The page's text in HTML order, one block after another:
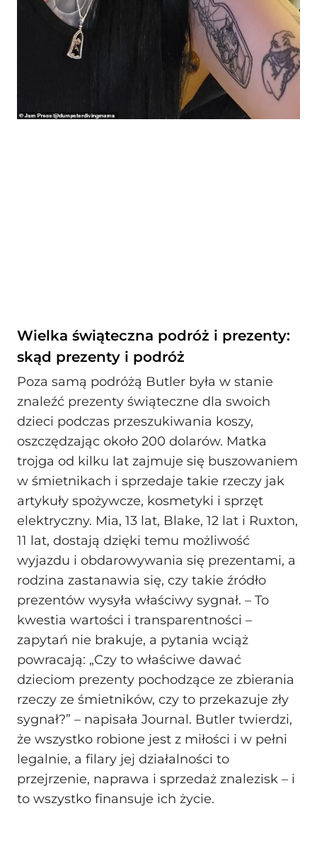
Wielka świąteczna podróż i prezenty:
skąd prezenty i podróż
Poza samą podróżą Butler była w stanie
znaleźć prezenty świąteczne dla swoich
dzieci podczas przeszukiwania koszy,
oszczędzając około 200 dolarów. Matka
trojga od kilku lat zajmuje się buszowaniem
w śmietnikach i sprzedaje takie rzeczy jak
artykuły spożywcze, kosmetyki i sprzęt
elektryczny. Mia, 13 lat, Blake, 12 lat i Ruxton,
11 lat, dostają dzięki temu możliwość
wyjazdu i obdarowywania się prezentami, a
rodzina zastanawia się, czy takie źródło
prezentów wysyła właściwy sygnał. – To
kwestia wartości i transparentności –
zapytań nie brakuje, a pytania wciąż
powracają: „Czy to właściwe dawać
dzieciom prezenty pochodzące ze zbierania
rzeczy ze śmietników, czy to przekazuje zły
sygnał?” – napisała Journal. Butler twierdzi,
że wszystko robione jest z miłości i w pełni
legalnie, a filary jej działalności to
przejrzenie, naprawa i sprzedaż znalezisk – i
to wszystko finansuje ich życie.